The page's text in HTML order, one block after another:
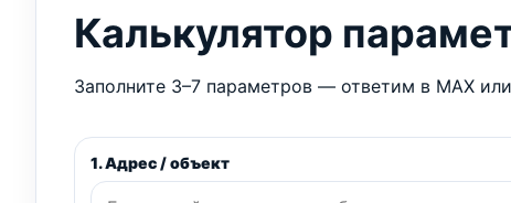
Калькулятор
Заполните 3–7 параметров — ответим в MAX
1. Адрес / объект